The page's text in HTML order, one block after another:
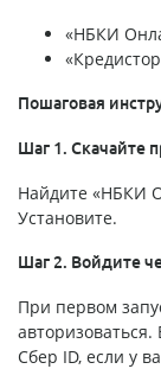
«НБКИ
Пошаговая
Шаг 1. Скачайте
Найдите «НБКИ
Установите.
Шаг 2. Войдите
При первом
авторизоваться.
Сбер ID, если у